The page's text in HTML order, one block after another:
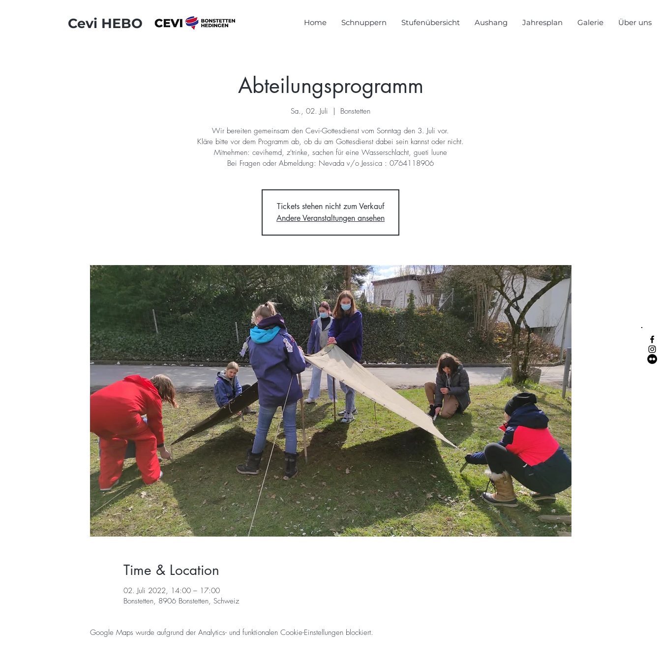
Cevi HEBO Home Schnuppern Stufenübersicht Aushang Jahresplan Galerie Über uns
Abteilungsprogramm
Sa., 02. Juli
  |
Bonstetten
Wir bereiten gemeinsam den Cevi-Gottesdienst vom Sonntag den 3. Juli vor.
Kläre bitte vor dem Programm ab, ob du am Gottesdienst dabei sein kannst oder nicht.
Mitnehmen: cevihemd, z'trinke, sachen für eine Wasserschlacht, gueti luune
Tickets stehen nicht zum Verkauf
Andere Veranstaltungen ansehen
Time & Location
02. Juli 2022, 14:00 – 17:00
Bonstetten, 8906 Bonstetten, Schweiz
Google Maps wurde aufgrund der Analytics- und funktionalen Cookie-Einstellungen blockiert.